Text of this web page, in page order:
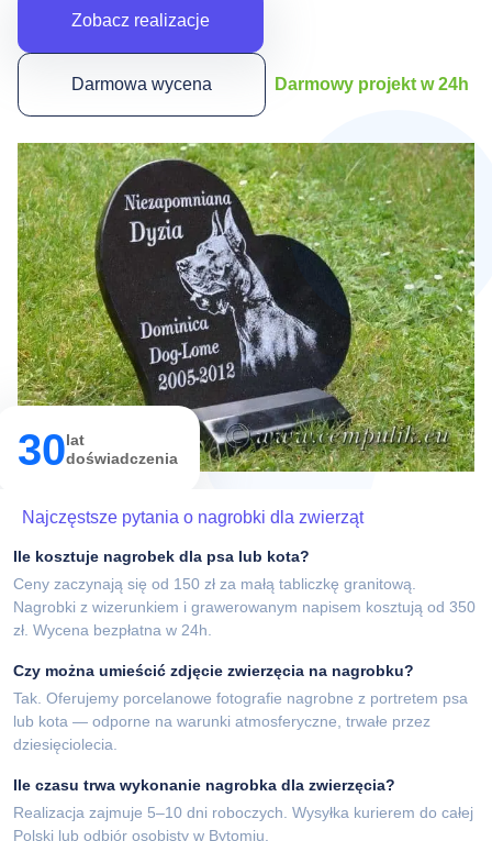
Zobacz realizacje
Darmowa wycena Darmowy projekt w 24h
30lat
doświadczenia
Najczęstsze pytania o nagrobki dla zwierząt
Ile kosztuje nagrobek dla psa lub kota?
Ceny zaczynają się od 150 zł za małą tabliczkę granitową.
Nagrobki z wizerunkiem i grawerowanym napisem kosztują od 350
zł. Wycena bezpłatna w 24h.
Czy można umieścić zdjęcie zwierzęcia na nagrobku?
Tak. Oferujemy porcelanowe fotografie nagrobne z portretem psa
lub kota — odporne na warunki atmosferyczne, trwałe przez
dziesięciolecia.
Ile czasu trwa wykonanie nagrobka dla zwierzęcia?
Realizacja zajmuje 5–10 dni roboczych. Wysyłka kurierem do całej
Polski lub odbiór osobisty w Bytomiu.